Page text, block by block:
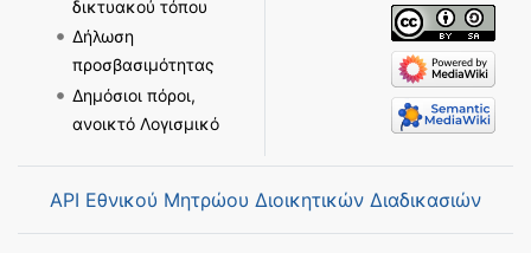
δικτυακού τόπου
Δήλωση
προσβασιμότητας
Δημόσιοι πόροι,
ανοικτό Λογισμικό
API Εθνικού Μητρώου Διοικητικών Διαδικασιών